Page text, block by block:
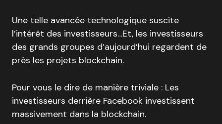
Une telle avancée technologique suscite
l’intérêt des investisseurs…Et, les investisseurs
des grands groupes d’aujourd’hui regardent de
près les projets blockchain.
Pour vous le dire de manière triviale : Les
investisseurs derrière Facebook investissent
massivement dans la blockchain.